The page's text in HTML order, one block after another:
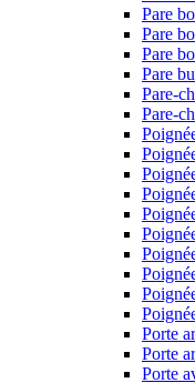
Pare
Pare
Pare
Pare
Pare-
Pare-
Porte
Porte
Porte